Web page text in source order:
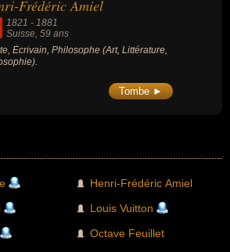
Frédéric Amiel
1821 - 1881
Suisse , 59 ans
Écrivain, Philosophe (Art, Littérature,
Tombe ►
Henri-Frédéric Amiel
Louis Vuitton
Octave Feuillet